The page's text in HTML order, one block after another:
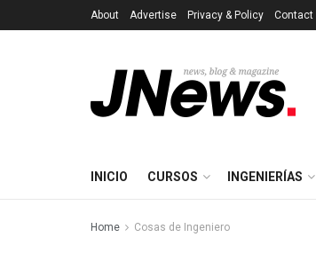
About Advertise Privacy & Policy Contact
INICIO CURSOS INGENIERÍAS
Home Cosas de Ingeniero